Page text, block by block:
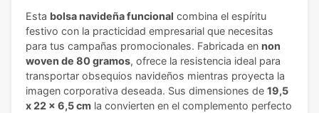
Esta bolsa navideña funcional combina el espíritu
festivo con la practicidad empresarial que necesitas
para tus campañas promocionales. Fabricada en non
woven de 80 gramos, ofrece la resistencia ideal para
transportar obsequios navideños mientras proyecta la
imagen corporativa deseada. Sus dimensiones de 19,5
x 22 x 6,5 cm la convierten en el complemento perfecto